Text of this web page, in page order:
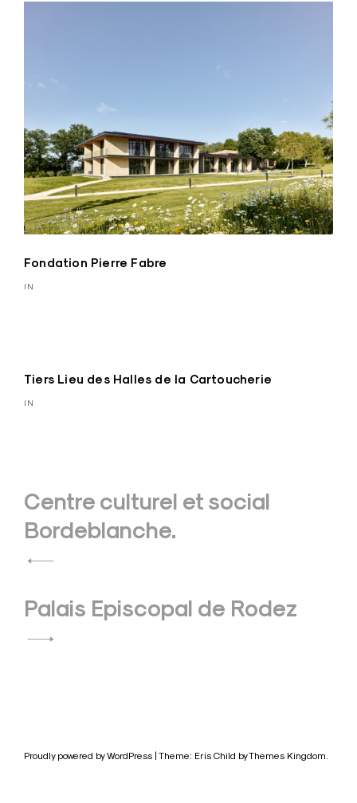
Fondation Pierre Fabre
IN
Tiers Lieu des Halles de la Cartoucherie
IN
Navigation
de
l’article
Centre culturel et social
Bordeblanche.
Palais Episcopal de Rodez
Proudly powered by WordPress | Theme: Eris Child byThemes Kingdom